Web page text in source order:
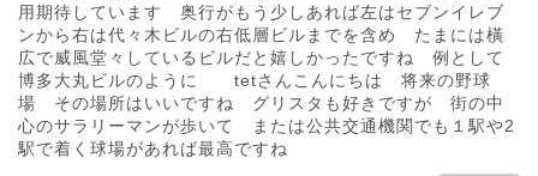
用期待しています 奥行がもう少しあれば左はセブンイレブ
ンから右は代々木ビルの右低層ビルまでを含め たまには橫
広で威風堂々しているビルだと嬉しかったですね 例として
博多大丸ビルのように tetさんこんにちは 将来の野球
場 その場所はいいですね グリスタも好きですが 街の中
心のサラリーマンが歩いて または公共交通機関でも１駅や2
駅で着く球場があれば最高ですね